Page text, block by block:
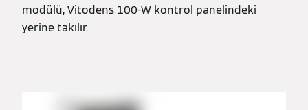
modülü, Vitodens 100-W kontrol panelindeki
yerine takılır.